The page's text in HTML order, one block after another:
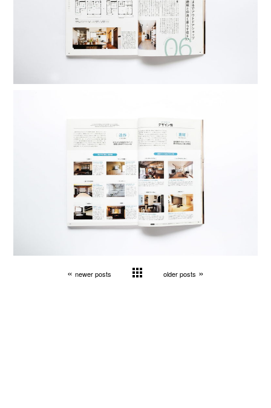
« newer posts older posts »